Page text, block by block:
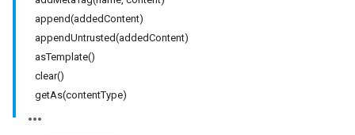
append(addedContent)
appendUntrusted(addedContent)
asTemplate()
clear()
getAs(contentType)